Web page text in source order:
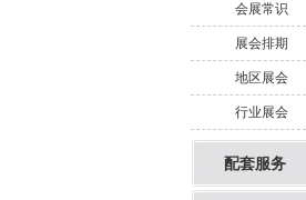
会展常识
展会排期
地区展会
行业展会
配套服务